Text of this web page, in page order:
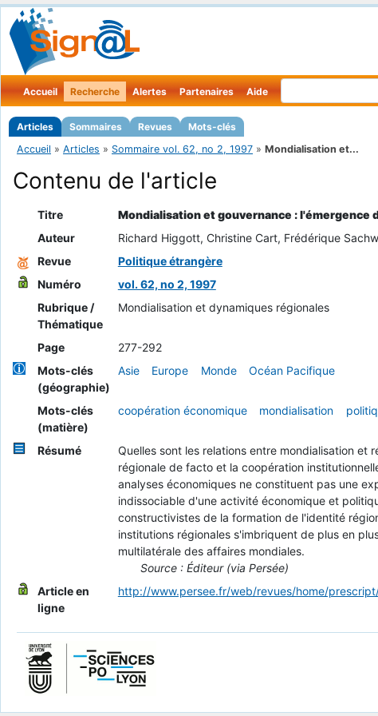
Accueil Recherche
Articles Sommaires Revues Mots-clés
Alertes Partenaires Aide
Accueil » Articles » Sommaire vol. 62, no 2, 1997 » Mondialisation et...
Contenu de l'article
Titre
Mondialisation et gouvernance : l'émergence
Auteur
Richard Higgott, Christine Cart, Frédérique
Revue
Politique étrangère
Numéro
vol. 62, no 2, 1997
Rubrique /
Thématique
Mondialisation et dynamiques régionales
Page
277-292
Mots-clés
(géographie)
Asie Europe Monde Océan Pacifique
Mots-clés
(matière)
coopération économique mondialisation
Résumé
Quelles sont les relations entre mondialisation et
régionale de facto et la coopération
analyses économiques ne constituent pas une
indissociable d'une activité économique et
constructivistes de la formation de l'identité
institutions régionales s'imbriquent de plus en
multilatérale des affaires mondiales.
Source : Éditeur (via Persée)
Article en
ligne
http://www.persee.fr/web/revues/home/